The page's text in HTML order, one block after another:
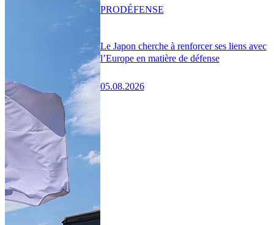
Le Japon cherche à renforcer ses liens avec
l’Europe en matière de défense
05.08.2026
PRODÉFENSE